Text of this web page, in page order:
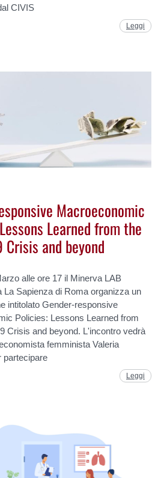
CIVIS
Leggi
Macroeconomic
Learned from the
Crisis and beyond
alle ore 17 il Minerva LAB
La Sapienza di Roma organizza un
intitolato Gender-responsive
Policies: Lessons Learned from
Crisis and beyond. L'incontro vedrà
femminista Valeria
partecipare
Leggi